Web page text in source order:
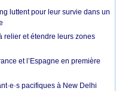
luttent pour leur survie dans un
relier et étendre leurs zones
et l’Espagne en première
pacifiques à New Delhi